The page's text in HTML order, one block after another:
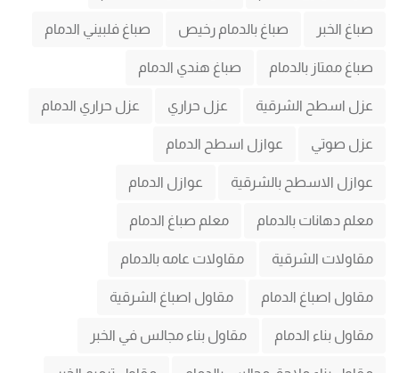
صباغ الخبر صباغ بالدمام رخيص صباغ فلبيني الدمام
صباغ ممتاز بالدمام صباغ هندي الدمام
عزل اسطح الشرقية عزل حراري عزل حراري الدمام
عزل صوتي عوازل اسطح الدمام
عوازل الاسطح بالشرقية عوازل الدمام
معلم دهانات بالدمام معلم صباغ الدمام
مقاولات الشرقية مقاولات عامه بالدمام
مقاول اصباغ الدمام مقاول اصباغ الشرقية
مقاول بناء الدمام مقاول بناء مجالس في الخبر